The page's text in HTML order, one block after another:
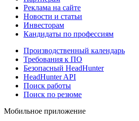
Реклама на сайте
Новости и статьи
Инвесторам
Кандидаты по профессиям
Производственный календарь
Требования к ПО
Безопасный HeadHunter
HeadHunter API
Поиск работы
Поиск по резюме
Мобильное приложение